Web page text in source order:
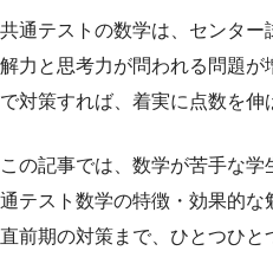
共通テストの数学は、センタ
解力と思考力が問われる問題
で対策すれば、着実に点数を伸
この記事では、数学が苦手な
通テスト数学の特徴・効果的な
直前期の対策まで、ひとつひと